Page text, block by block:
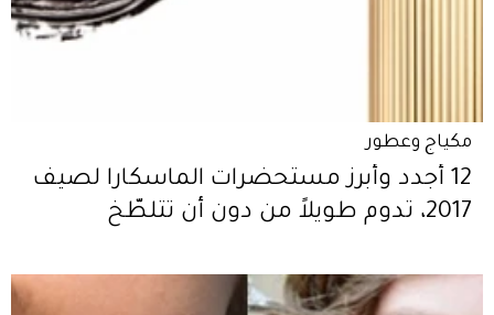
مكياج وعطور
12 أجدد وأبرز مستحضرات الماسكارا لصيف
2017، تدوم طويلاً من دون أن تتلطّخ